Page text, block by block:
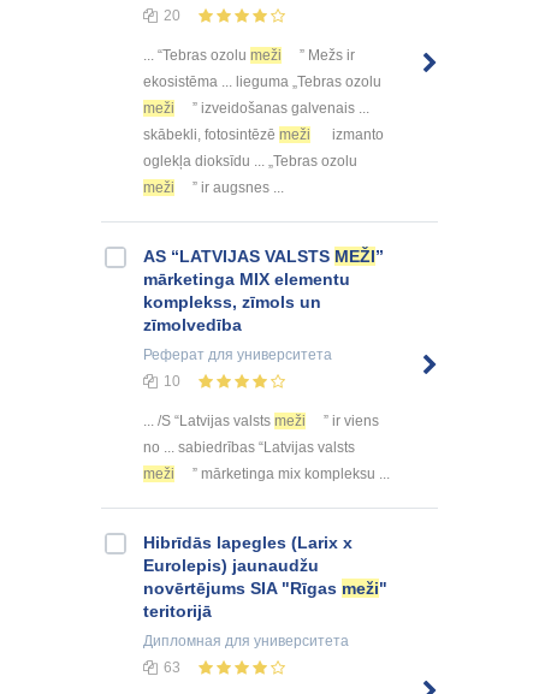
20
... “Tebras ozolu meži
” Mežs ir
ekosistēma ... lieguma „Tebras ozolu
meži
” izveidošanas galvenais ...
skābekli, fotosintēzē meži
izmanto
oglekļa dioksīdu ... „Tebras ozolu
meži
” ir augsnes ...
AS “LATVIJAS VALSTS MEŽI”
mārketinga MIX elementu
komplekss, zīmols un
zīmolvedība
Реферат для университета
10
... /S “Latvijas valsts meži
” ir viens
no ... sabiedrības “Latvijas valsts
meži
” mārketinga mix kompleksu ...
Hibrīdās lapegles (Larix x
Eurolepis) jaunaudžu
novērtējums SIA "Rīgas meži"
teritorijā
Дипломная для университета
63